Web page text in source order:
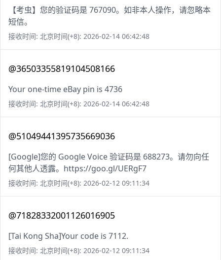
【考虫】您的验证码是 767090。如非本人操作，请忽略本
短信。
接收时间: 北京时间(+8): 2026-02-14 06:42:48
@36503355819104508166
Your one-time eBay pin is 4736
接收时间: 北京时间(+8): 2026-02-14 06:42:48
@51049441395735669036
[Google]您的 Google Voice 验证码是 688273。请勿向任
何其他人透露。https://goo.gl/UERgF7
接收时间: 北京时间(+8): 2026-02-12 09:11:34
@71828332001126016905
[Tai Kong Sha]Your code is 7112.
接收时间: 北京时间(+8): 2026-02-12 09:11:34